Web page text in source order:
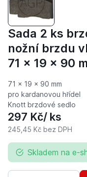
Sada 2 ks
nožní brzdu
71 x 19 x 90
71 x 19 x 90 mm
pro kardanovou hřídel
Knott brzdové sedlo
297 Kč/ ks
245,45 Kč bez DPH
Skladem na e-